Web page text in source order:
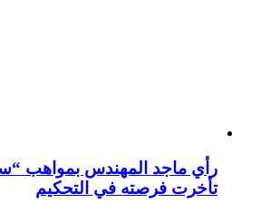
رأي ماجد المهندس بمواهب
تأخرت فرصته في التحكيم